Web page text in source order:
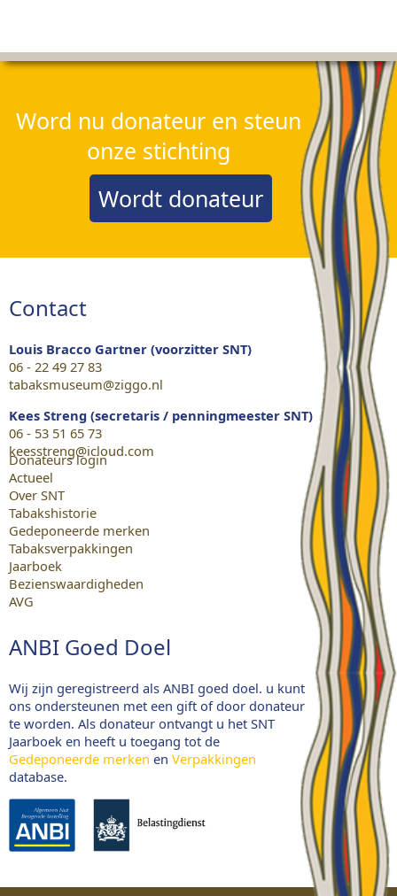
Word nu donateur en steun
onze stichting
Wordt donateur
Contact
Louis Bracco Gartner (voorzitter SNT)
06 - 22 49 27 83
tabaksmuseum@ziggo.nl
Kees Streng (secretaris / penningmeester SNT)
06 - 53 51 65 73
keesstreng@icloud.com
Donateurs login
Actueel
Over SNT
Tabakshistorie
Gedeponeerde merken
Tabaksverpakkingen
Jaarboek
Bezienswaardigheden
AVG
ANBI Goed Doel
Wij zijn geregistreerd als ANBI goed doel. u kunt
ons ondersteunen met een gift of door donateur
te worden. Als donateur ontvangt u het SNT
Jaarboek en heeft u toegang tot de
Gedeponeerde merken en Verpakkingen
database.